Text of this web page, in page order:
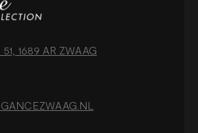
1689 AR ZWAAG